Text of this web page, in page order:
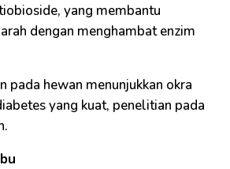
yang membantu
dengan menghambat enzim
pada hewan menunjukkan okra
yang kuat, penelitian pada